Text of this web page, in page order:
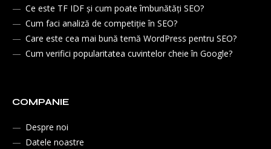
Ce este TF IDF și cum poate îmbunătăți SEO?
Cum faci analiză de competiție în SEO?
Care este cea mai bună temă WordPress pentru SEO?
Cum verifici popularitatea cuvintelor cheie în Google?
COMPANIE
Despre noi
Datele noastre